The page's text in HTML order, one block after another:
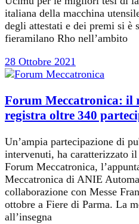
italiana della macchina
degli attestati e dei premi si è
fieramilano Rho nell’ambito
28 Ottobre 2021
Forum Meccatronica: il
registra oltre 340
Un’ampia partecipazione di
intervenuti, ha caratterizzato
Forum Meccatronica,
Meccatronica di ANIE
collaborazione con Messe
ottobre a Fiere di Parma. La
all’insegna